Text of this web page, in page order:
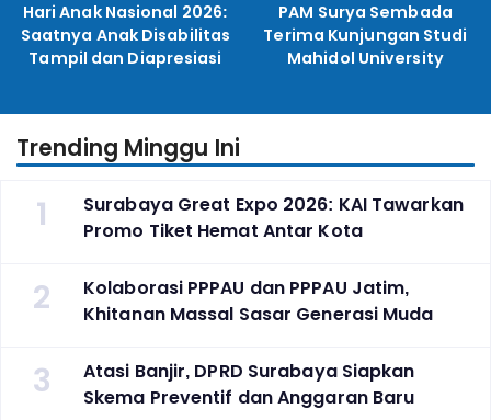
Hari Anak Nasional 2026:
Saatnya Anak Disabilitas
Tampil dan Diapresiasi
PAM Surya Sembada
Terima Kunjungan Studi
Mahidol University
Trending Minggu Ini
1
Surabaya Great Expo 2026: KAI Tawarkan
Promo Tiket Hemat Antar Kota
2
Kolaborasi PPPAU dan PPPAU Jatim,
Khitanan Massal Sasar Generasi Muda
3
Atasi Banjir, DPRD Surabaya Siapkan
Skema Preventif dan Anggaran Baru